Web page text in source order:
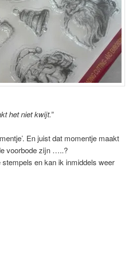
het niet kwijt.”
En juist dat momentje maakt
voorbode zijn …..?
stempels en kan ik inmiddels weer